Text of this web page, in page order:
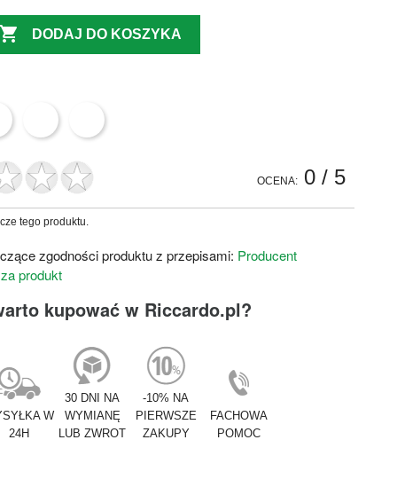
 DODAJ DO KOSZYKA
OCENA: 0/ 5
tego produktu.
zgodności produktu z przepisami: Producent
produkt
kupować w Riccardo.pl?
W
24H
30 DNI NA
WYMIANĘ
LUB ZWROT
-10% NA
PIERWSZE
ZAKUPY
FACHOWA
POMOC